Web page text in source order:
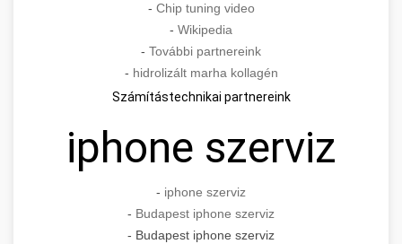
- Chip tuning video
- Wikipedia
- További partnereink
- hidrolizált marha kollagén
Számítástechnikai partnereink
iphone szerviz
- iphone szerviz
- Budapest iphone szerviz
- Budapest iphone szerviz